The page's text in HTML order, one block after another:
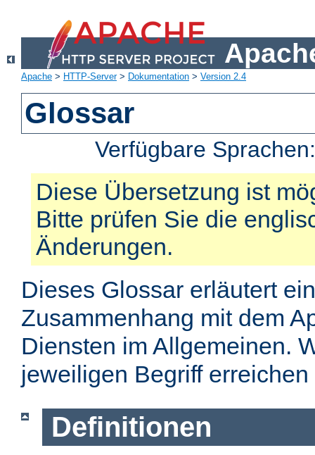
Apache > HTTP-Server> Dokumentation > Version 2.4
Glossar
Verfügbare
Diese Übersetzung ist
Bitte prüfen Sie die
Änderungen.
Dieses Glossar erläutert
Zusammenhang mit dem
Diensten im Allgemeinen.
jeweiligen Begriff
Definitionen